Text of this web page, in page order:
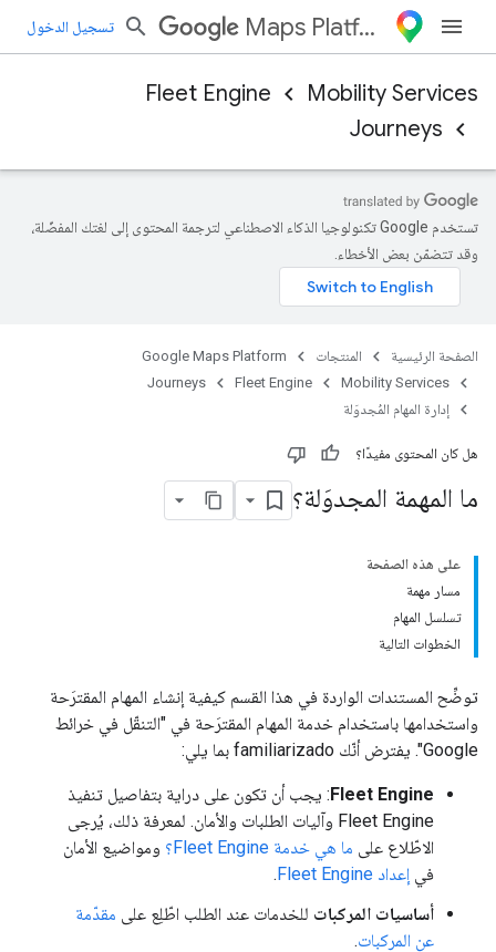
Maps Platform تسجيل الدخول
Mobility Services
Fleet Engine
Journeys
تستخدم Google تكنولوجيا الذكاء الاصطناعي لترجمة المحتوى إلى لغتك المفضّلة،
وقد تتضمّن بعض الأخطاء.
الصفحة الرئيسية المنتجات
Google Maps Platform
Mobility Services
Fleet Engine
Journeys
إدارة المهام المُجدوَلة
هل كان المحتوى مفيدًا؟
ما المهمة المجدوَلة؟
على هذه الصفحة
مسار مهمة
تسلسل المهام
الخطوات التالية
توضِّح المستندات الواردة في هذا القسم كيفية إنشاء المهام المقترَحة
واستخدامها باستخدام خدمة المهام المقترَحة في "التنقّل في خرائط
Google". يفترض أنّك familiarizado بما يلي:
Fleet Engine: يجب أن تكون على دراية بتفاصيل تنفيذ
Fleet Engine وآليات الطلبات والأمان. لمعرفة ذلك، يُرجى
الاطّلاع على ما هي خدمة Fleet Engine؟
ومواضيع الأمان
في إعداد Fleet Engine
.
أساسيات المركبات للخدمات عند الطلب اطّلِع على مقدّمة
عن المركبات.